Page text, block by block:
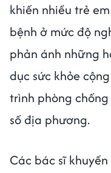
khiến nhiều trẻ
bệnh ở mức độ
phản ánh những
dục sức khỏe
trình phòng
số địa phương.
Các bác sĩ